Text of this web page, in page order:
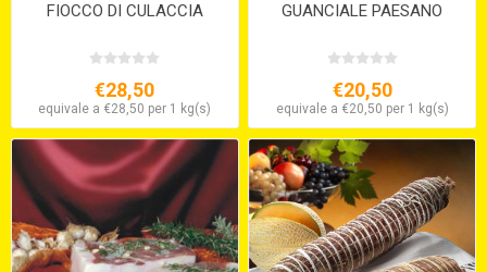
FIOCCO DI CULACCIA
€28,50
equivale a €28,50 per 1 kg(s)
GUANCIALE PAESANO
€20,50
equivale a €20,50 per 1 kg(s)